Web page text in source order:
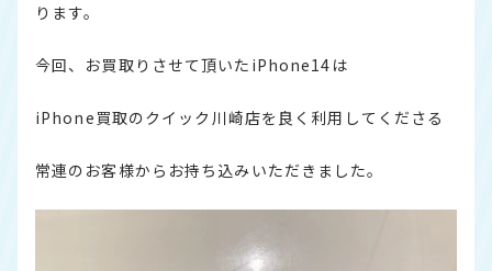
ります。
今回、お買取りさせて頂いたiPhone14は
iPhone買取のクイック川崎店を良く利用してくださる
常連のお客様からお持ち込みいただきました。